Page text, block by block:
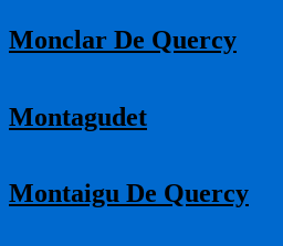
Monclar De Quercy
Montagudet
Montaigu De Quercy